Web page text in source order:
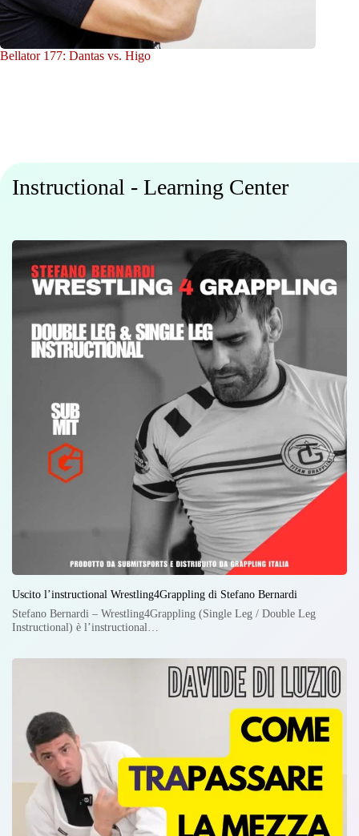
Bellator 177: Dantas vs. Higo
Instructional - Learning Center
Uscito l’instructional Wrestling4Grappling di Stefano Bernardi
Stefano Bernardi – Wrestling4Grappling (Single Leg / Double Leg
Instructional) è l’instructional…